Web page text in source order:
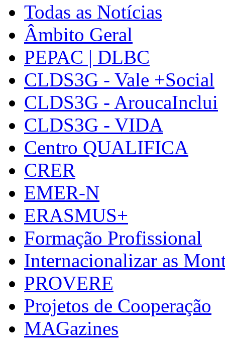
Todas as Notícias
Âmbito Geral
PEPAC | DLBC
CLDS3G - Vale +Social
CLDS3G - AroucaInclui
CLDS3G - VIDA
Centro QUALIFICA
CRER
EMER-N
ERASMUS+
Formação Profissional
Internacionalizar as
PROVERE
Projetos de Cooperação
MAGazines